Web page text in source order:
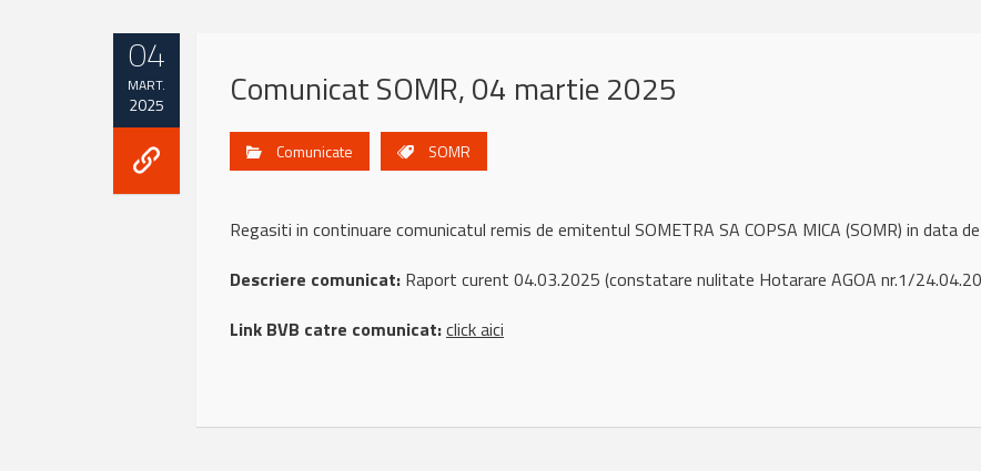
04
MART.
2025 Comunicat SOMR, 04 martie 2025
Comunicate SOMR
Regasiti in continuare comunicatul remis de emitentul SOMETRA SA COPSA MICA (SOMR) in data
Descriere comunicat: Raport curent 04.03.2025 (constatare nulitate Hotarare AGOA nr.1/
Link BVB catre comunicat:click aici